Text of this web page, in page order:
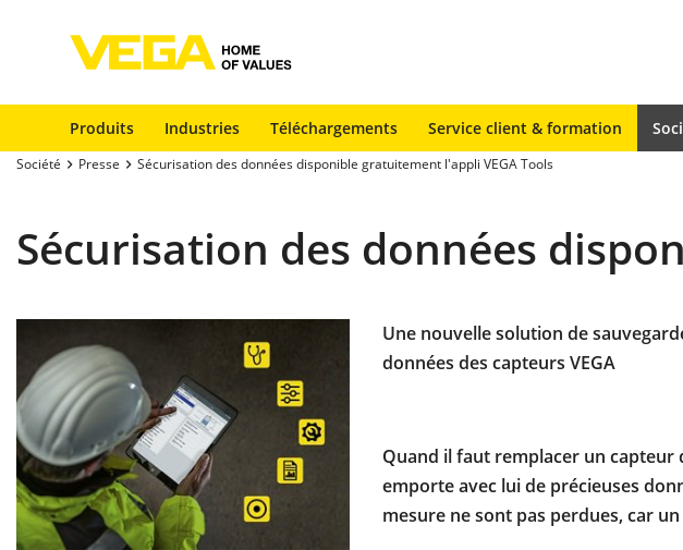
Produits Industries Téléchargements Service client & formation
Société Presse Sécurisation des données disponible gratuitement l'appli VEGA Tools
Sécurisation des données
Une nouvelle solution de
données des capteurs VEGA
Quand il faut remplacer un capteur
emporte avec lui de précieuses
mesure ne sont pas perdues, car